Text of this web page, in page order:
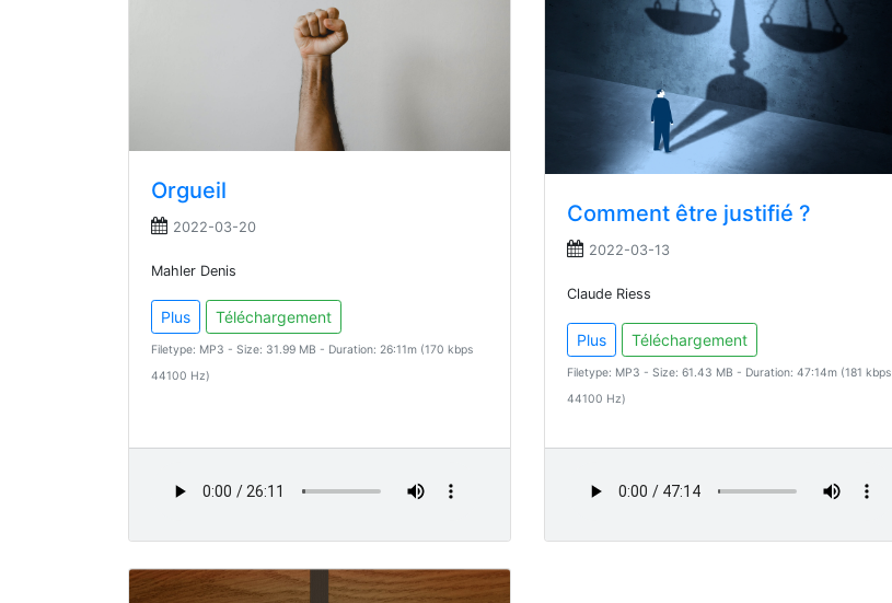
Orgueil
2022-03-20
Mahler Denis
Plus Téléchargement
Filetype: MP3 - Size: 31.99 MB - Duration: 26:11m (170 kbps
44100 Hz)
Comment être justifié ?
2022-03-13
Claude Riess
Plus Téléchargement
Filetype: MP3 - Size: 61.43 MB - Duration: 47:14m (181 kbps
44100 Hz)